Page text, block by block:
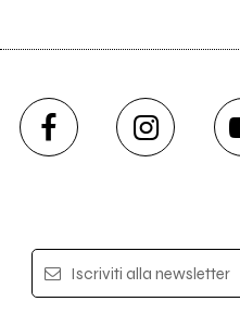
Iscriviti alla newsletter